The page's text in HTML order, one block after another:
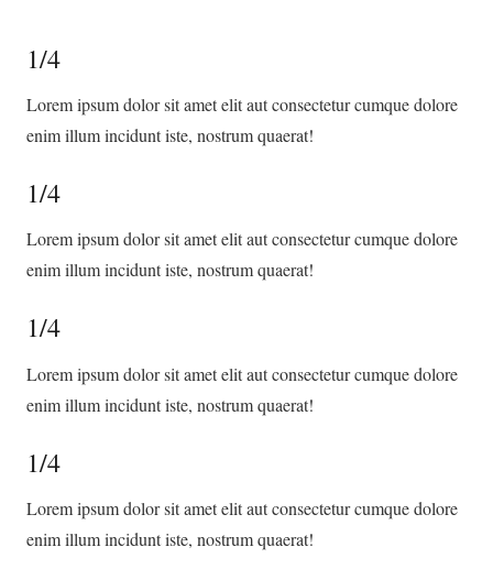
1/4
Lorem ipsum dolor sit amet elit aut consectetur cumque dolore
enim illum incidunt iste, nostrum quaerat!
1/4
Lorem ipsum dolor sit amet elit aut consectetur cumque dolore
enim illum incidunt iste, nostrum quaerat!
1/4
Lorem ipsum dolor sit amet elit aut consectetur cumque dolore
enim illum incidunt iste, nostrum quaerat!
1/4
Lorem ipsum dolor sit amet elit aut consectetur cumque dolore
enim illum incidunt iste, nostrum quaerat!